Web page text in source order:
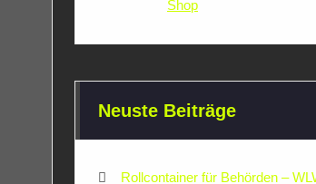
Neuste Beiträge
Rollcontainer für Behörden –